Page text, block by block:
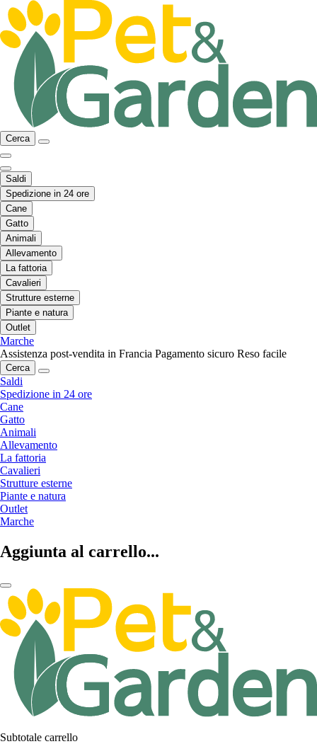
Cerca
Saldi
Spedizione in 24 ore
Cane
Gatto
Animali
Allevamento
La fattoria
Cavalieri
Strutture esterne
Piante e natura
Outlet
Marche
Assistenza post-vendita in Francia Pagamento sicuro Reso facile
Cerca
Saldi
Spedizione in 24 ore
Cane
Gatto
Animali
Allevamento
La fattoria
Cavalieri
Strutture esterne
Piante e natura
Outlet
Marche
Aggiunta al carrello...
Subtotale carrello